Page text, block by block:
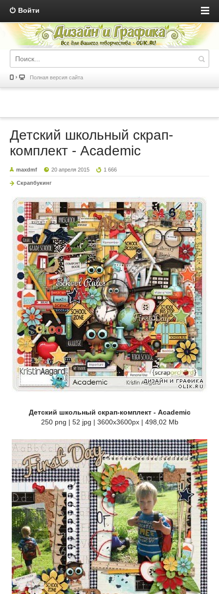
Войти
Полная версия сайта
Детский школьный скрап-
комплект - Academic
maxdmf 20 апреля 2015 1 666
Скрапбукинг
Детский школьный скрап-комплект - Academic
250 png | 52 jpg | 3600x3600px | 498,02 Mb